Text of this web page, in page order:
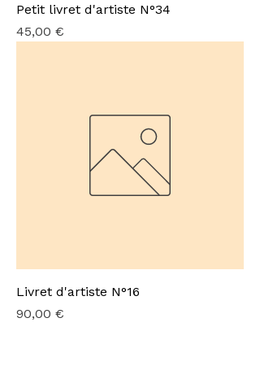
Petit livret d'artiste N°34
Prix
45,00 €
Livret d'artiste N°16
Prix
90,00 €